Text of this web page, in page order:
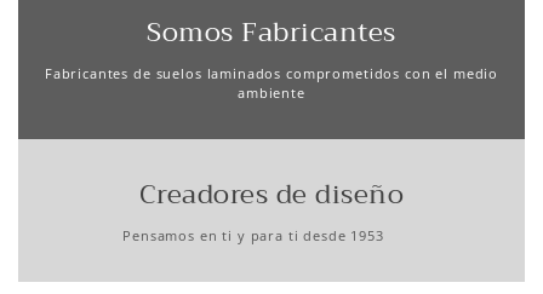
Somos Fabricantes
Fabricantes de suelos laminados comprometidos con el medio
ambiente
Creadores de diseño
Pensamos en ti y para ti desde 1953